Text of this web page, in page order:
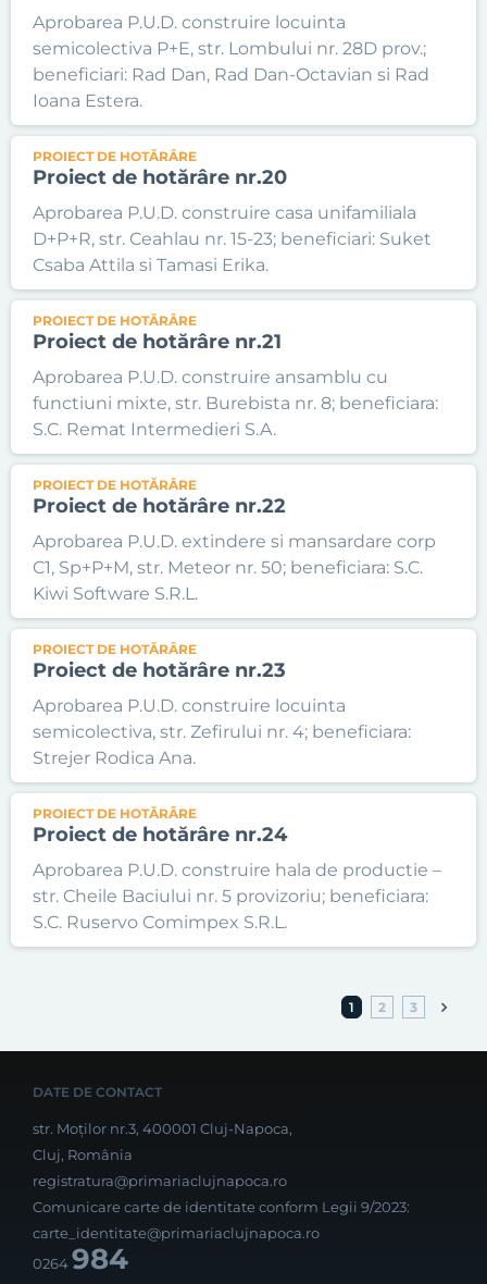
Aprobarea P.U.D. construire locuinta
semicolectiva P+E, str. Lombului nr. 28D prov.;
beneficiari: Rad Dan, Rad Dan-Octavian si Rad
Ioana Estera.
PROIECT DE HOTĂRÂRE
Proiect de hotărâre nr.20
Aprobarea P.U.D. construire casa unifamiliala
D+P+R, str. Ceahlau nr. 15-23; beneficiari: Suket
Csaba Attila si Tamasi Erika.
PROIECT DE HOTĂRÂRE
Proiect de hotărâre nr.21
Aprobarea P.U.D. construire ansamblu cu
functiuni mixte, str. Burebista nr. 8; beneficiara:
S.C. Remat Intermedieri S.A.
PROIECT DE HOTĂRÂRE
Proiect de hotărâre nr.22
Aprobarea P.U.D. extindere si mansardare corp
C1, Sp+P+M, str. Meteor nr. 50; beneficiara: S.C.
Kiwi Software S.R.L.
PROIECT DE HOTĂRÂRE
Proiect de hotărâre nr.23
Aprobarea P.U.D. construire locuinta
semicolectiva, str. Zefirului nr. 4; beneficiara:
Strejer Rodica Ana.
PROIECT DE HOTĂRÂRE
Proiect de hotărâre nr.24
Aprobarea P.U.D. construire hala de productie –
str. Cheile Baciului nr. 5 provizoriu; beneficiara:
S.C. Ruservo Comimpex S.R.L.
1 2 3
DATE DE CONTACT
str. Moților nr.3, 400001 Cluj-Napoca,
Cluj, România
registratura@primariaclujnapoca.ro
Comunicare carte de identitate conform Legii 9/2023:
carte_identitate@primariaclujnapoca.ro
0264984